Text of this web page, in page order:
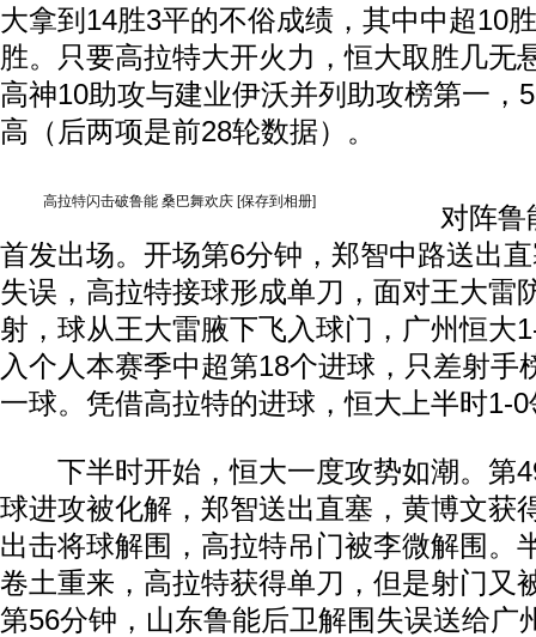
大拿到14胜3平的不俗成绩，其中中超10
胜。只要高拉特大开火力，恒大取胜几无
高神10助攻与建业伊沃并列助攻榜第一，
高（后两项是前28轮数据）。
高拉特闪击破鲁能 桑巴舞欢庆 [保存到相册]
对阵鲁
首发出场。开场第6分钟，郑智中路送出
失误，高拉特接球形成单刀，面对王大雷
射，球从王大雷腋下飞入球门，广州恒大
入个人本赛季中超第18个进球，只差射手
一球。凭借高拉特的进球，恒大上半时1-
下半时开始，恒大一度攻势如潮。第
球进攻被化解，郑智送出直塞，黄博文获
出击将球解围，高拉特吊门被李微解围。
卷土重来，高拉特获得单刀，但是射门又
第56分钟，山东鲁能后卫解围失误送给广